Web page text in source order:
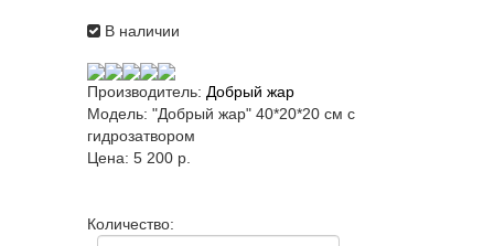
В наличии
Производитель: Добрый жар
Модель: "Добрый жар" 40*20*20 см с
гидрозатвором
Цена: 5 200 p.
Количество: